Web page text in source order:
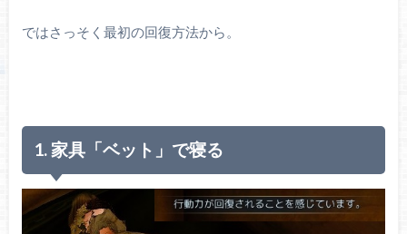
ではさっそく最初の回復方法から。
1. 家具「ベット」で寝る